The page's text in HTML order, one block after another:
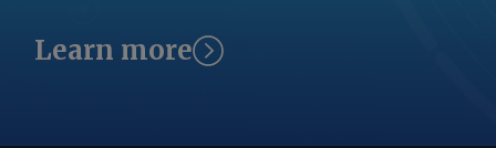
desenvolvimento das lavouras. No
entanto, as chuvas permaneceram
Learn more